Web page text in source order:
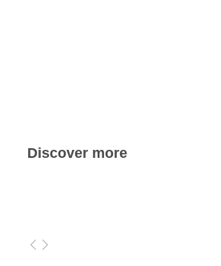
Discover more